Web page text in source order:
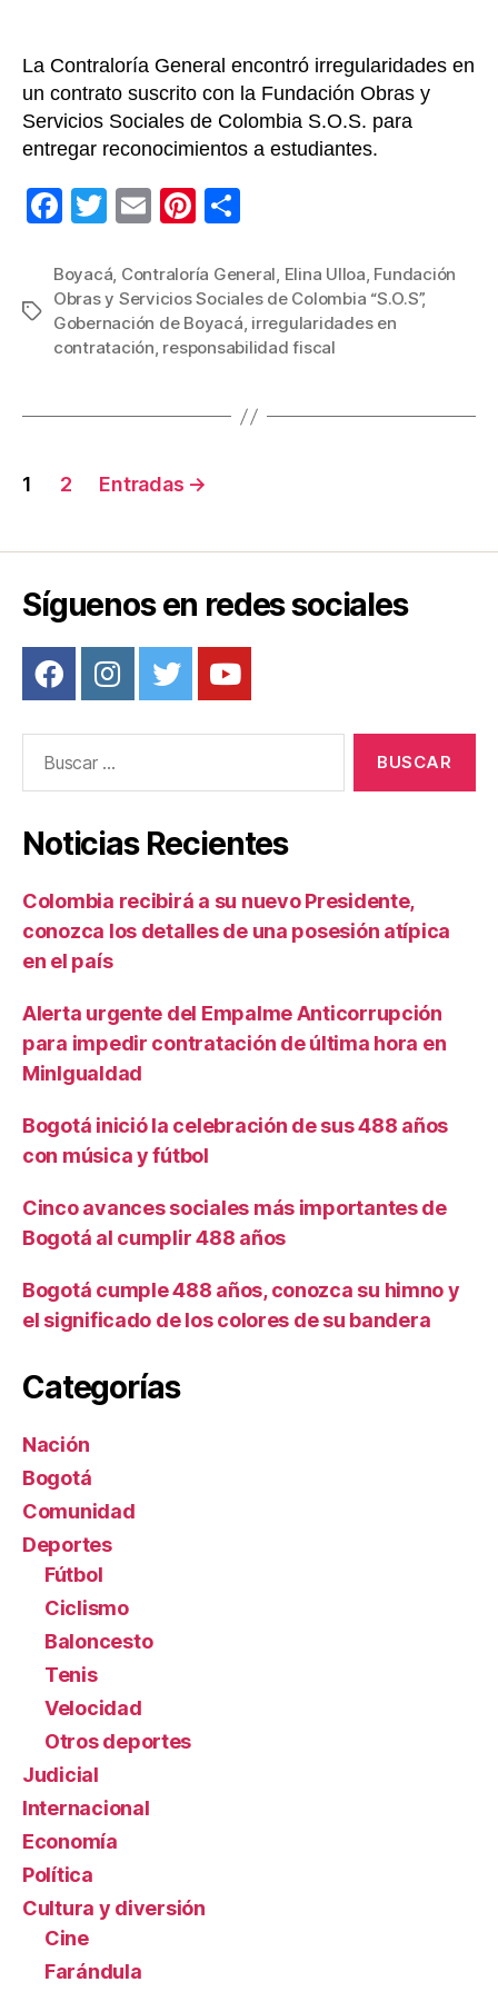
La Contraloría General encontró irregularidades en
un contrato suscrito con la Fundación Obras y
Servicios Sociales de Colombia S.O.S. para
entregar reconocimientos a estudiantes.
F
c
e
b
o
T
tt
er
E
ail
Pi
er
e
st
m
p
ar
Etiquetas
Boyacá, Contraloría General, Elina Ulloa, Fundación
Obras y Servicios Sociales de Colombia “S.O.S”,
Gobernación de Boyacá, irregularidades en
contratación, responsabilidad fiscal
Navegación
entradas
1 2 Entradas →
Síguenos en redes sociales
Noticias Recientes
Colombia recibirá a su nuevo Presidente,
conozca los detalles de una posesión atípica
en el país
Alerta urgente del Empalme Anticorrupción
para impedir contratación de última hora en
MinIgualdad
Bogotá inició la celebración de sus 488 años
con música y fútbol
Cinco avances sociales más importantes de
Bogotá al cumplir 488 años
Bogotá cumple 488 años, conozca su himno y
el significado de los colores de su bandera
Categorías
Nación
Bogotá
Comunidad
Deportes
Fútbol
Ciclismo
Baloncesto
Tenis
Velocidad
Otros deportes
Judicial
Internacional
Economía
Política
Cultura y diversión
Cine
Farándula